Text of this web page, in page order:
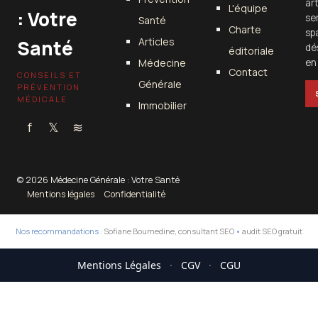
: Votre
Santé
CONSEILS ET
PRÉVENTION
MÉDICALE
f 𝕏 ≋
Santé
Articles
Médecine
Générale
Immobilier
L'équipe
Charte
éditoriale
Contact
© 2026 Médecine Générale : Votre Santé
Mentions légales
Confidentialité
Nos recommandations : Sofiane Boumedine, consultant SEO • audit SEO gratuit
Mentions Légales · CGV · CGU